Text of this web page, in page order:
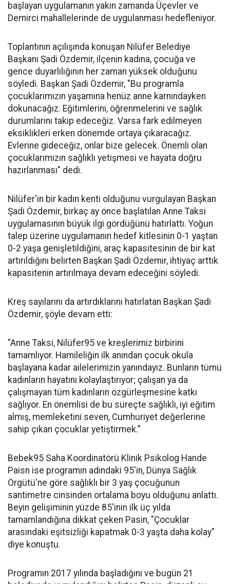
başlayan uygulamanın yakın zamanda Üçevler ve
Demirci mahallelerinde de uygulanması hedefleniyor.
Toplantının açılışında konuşan Nilüfer Belediye
Başkanı Şadi Özdemir, ilçenin kadına, çocuğa ve
gence duyarlılığının her zaman yüksek olduğunu
söyledi. Başkan Şadi Özdemir, "Bu programla
çocuklarımızın yaşamına henüz anne karnındayken
dokunacağız. Eğitimlerini, öğrenmelerini ve sağlık
durumlarını takip edeceğiz. Varsa fark edilmeyen
eksiklikleri erken dönemde ortaya çıkaracağız.
Evlerine gideceğiz, onlar bize gelecek. Önemli olan
çocuklarımızın sağlıklı yetişmesi ve hayata doğru
hazırlanması" dedi.
Nilüfer'in bir kadın kenti olduğunu vurgulayan Başkan
Şadi Özdemir, birkaç ay önce başlatılan Anne Taksi
uygulamasının büyük ilgi gördüğünü hatırlattı. Yoğun
talep üzerine uygulamanın hedef kitlesinin 0-1 yaştan
0-2 yaşa genişletildiğini, araç kapasitesinin de bir kat
artırıldığını belirten Başkan Şadi Özdemir, ihtiyaç arttık
kapasitenin artırılmaya devam edeceğini söyledi.
Kreş sayılarını da artırdıklarını hatırlatan Başkan Şadi
Özdemir, şöyle devam etti:
"Anne Taksi, Nilüfer95 ve kreşlerimiz birbirini
tamamlıyor. Hamileliğin ilk anından çocuk okula
başlayana kadar ailelerimizin yanındayız. Bunların tümü
kadınların hayatını kolaylaştırıyor; çalışan ya da
çalışmayan tüm kadınların özgürleşmesine katkı
sağlıyor. En önemlisi de bu süreçte sağlıklı, iyi eğitim
almış, memleketini seven, Cumhuriyet değerlerine
sahip çıkan çocuklar yetiştirmek."
Bebek95 Saha Koordinatörü Klinik Psikolog Hande
Paisn ise programın adındaki 95'in, Dünya Sağlık
Örgütü'ne göre sağlıklı bir 3 yaş çocuğunun
santimetre cinsinden ortalama boyu olduğunu anlattı.
Beyin gelişiminin yüzde 85'inin ilk üç yılda
tamamlandığına dikkat çeken Pasin, "Çocuklar
arasındaki eşitsizliği kapatmak 0-3 yaşta daha kolay"
diye konuştu.
Programın 2017 yılında başladığını ve bugün 21